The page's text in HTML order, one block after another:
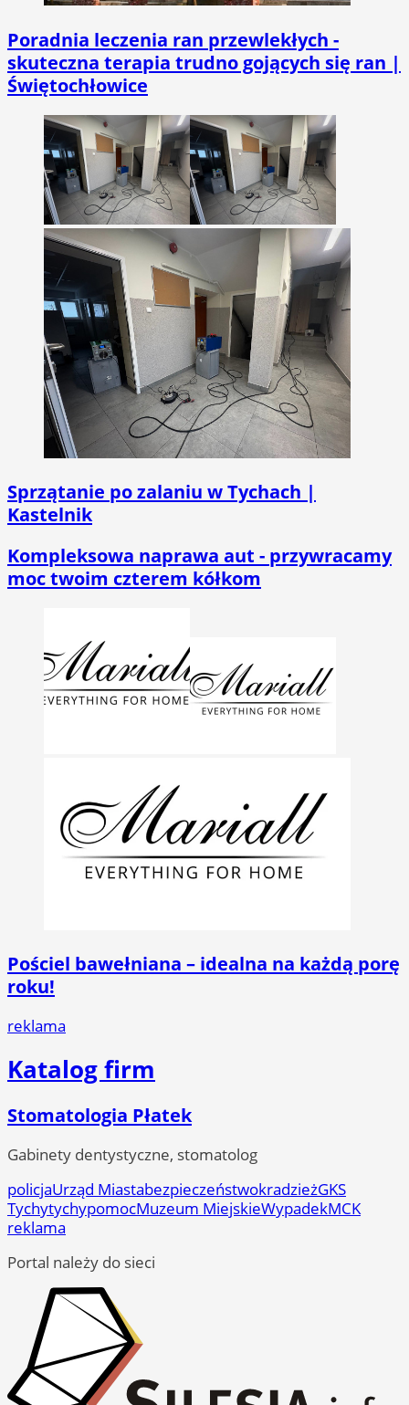
Poradnia leczenia ran przewlekłych -
skuteczna terapia trudno gojących się ran |
Świętochłowice
Sprzątanie po zalaniu w Tychach |
Kastelnik
Kompleksowa naprawa aut - przywracamy
moc twoim czterem kółkom
Pościel bawełniana – idealna na każdą porę
roku!
reklama
Katalog firm
Stomatologia Płatek
Gabinety dentystyczne, stomatolog
policjaUrząd MiastabezpieczeństwokradzieżGKS
TychytychypomocMuzeum MiejskieWypadekMCK
reklama
Portal należy do sieci